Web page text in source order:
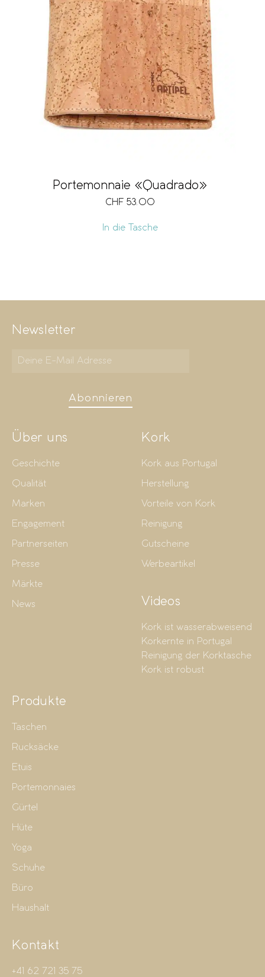
Portemonnaie «Quadrado»
CHF 53.00
In die Tasche
Newsletter
Abonnieren
Über uns
Geschichte
Qualität
Marken
Engagement
Partnerseiten
Presse
Märkte
News
Kork
Kork aus Portugal
Herstellung
Vorteile von Kork
Reinigung
Gutscheine
Werbeartikel
Videos
Kork ist wasserabweisend
Korkernte in Portugal
Reinigung der Korktasche
Kork ist robust
Produkte
Taschen
Rucksäcke
Etuis
Portemonnaies
Gürtel
Hüte
Yoga
Schuhe
Büro
Haushalt
Kontakt
+41 62 721 35 75